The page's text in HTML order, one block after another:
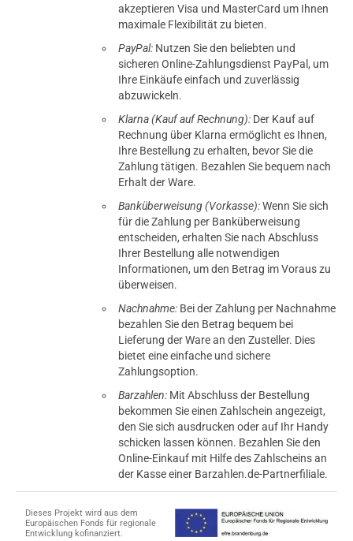
akzeptieren Visa und MasterCard um Ihnen
maximale Flexibilität zu bieten.
PayPal: Nutzen Sie den beliebten und
sicheren Online-Zahlungsdienst PayPal, um
Ihre Einkäufe einfach und zuverlässig
abzuwickeln.
Klarna (Kauf auf Rechnung): Der Kauf auf
Rechnung über Klarna ermöglicht es Ihnen,
Ihre Bestellung zu erhalten, bevor Sie die
Zahlung tätigen. Bezahlen Sie bequem nach
Erhalt der Ware.
Banküberweisung (Vorkasse):Wenn Sie sich
für die Zahlung per Banküberweisung
entscheiden, erhalten Sie nach Abschluss
Ihrer Bestellung alle notwendigen
Informationen, um den Betrag im Voraus zu
überweisen.
Nachnahme: Bei der Zahlung per Nachnahme
bezahlen Sie den Betrag bequem bei
Lieferung der Ware an den Zusteller. Dies
bietet eine einfache und sichere
Zahlungsoption.
Barzahlen: Mit Abschluss der Bestellung
bekommen Sie einen Zahlschein angezeigt,
den Sie sich ausdrucken oder auf Ihr Handy
schicken lassen können. Bezahlen Sie den
Online-Einkauf mit Hilfe des Zahlscheins an
der Kasse einer Barzahlen.de-Partnerfiliale.
Dieses Projekt wird aus dem
Europäischen Fonds für regionale
Entwicklung kofinanziert.